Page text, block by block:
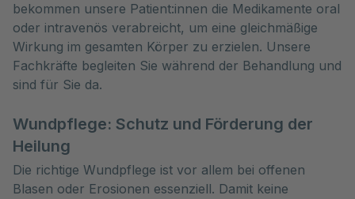
bekommen unsere Patient:innen die Medikamente oral
oder intravenös verabreicht, um eine gleichmäßige
Wirkung im gesamten Körper zu erzielen. Unsere
Fachkräfte begleiten Sie während der Behandlung und
sind für Sie da.
Wundpflege: Schutz und Förderung der
Heilung
Die richtige Wundpflege ist vor allem bei offenen
Blasen oder Erosionen essenziell. Damit keine